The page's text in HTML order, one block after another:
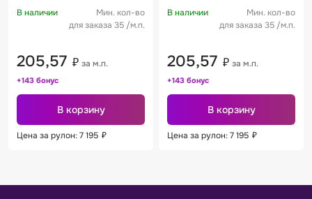
В наличии
Мин. кол-во
для заказа 35 /м.п.
205,57 ₽ за м.п.
+143 бонус
В корзину
Цена за рулон: 7 195 ₽
В наличии
Мин. кол-во
для заказа 35 /м.п.
205,57 ₽ за м.п.
+143 бонус
В корзину
Цена за рулон: 7 195 ₽